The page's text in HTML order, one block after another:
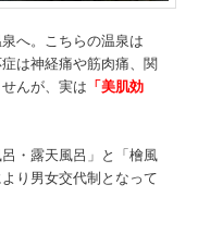
へ。こちらの温泉は
は神経痛や筋肉痛、関
んが、実は 「美肌効
・露天風呂」と「檜風
り男女交代制となって